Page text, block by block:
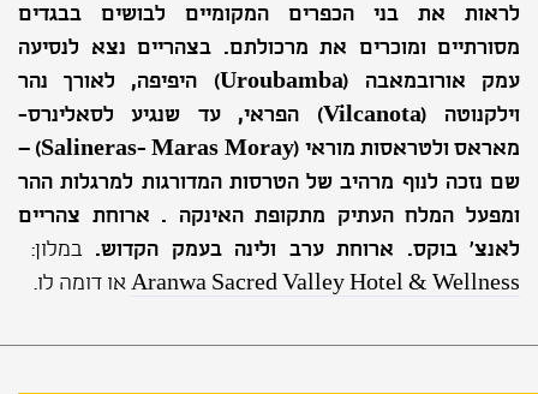
לראות את בני הכפרים המקומיים לבושים בבגדים
מסורתיים ומוכרים את מרכולתם. בצהריים נצא לנסיעה
עמק אורובמאבה (Uroubamba) היפיפה, לאורך נהר
וילקנוטה (Vilcanota) הפראי, עד שנגיע לסאלינרס-
מאראס ולטראסות מוראי (Salineras- Maras Moray
) –
שם נזכה לנוף מרהיב של הטרסות המדורגות למרגלות ההר
ומפעל המלח העתיק מתקופת האינקה . ארוחת צהריים
לאנצ' בוקס. ארוחת ערב ולינה בעמק הקדוש.במלון:
Aranwa Sacred Valley Hotel & Wellness או דומה לו.